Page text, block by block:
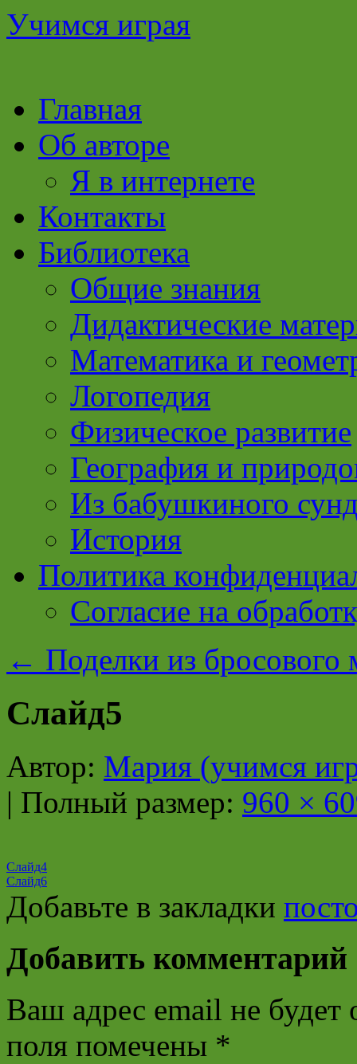
Учимся играя
Перейти
содержимому
Главная
Об авторе
Я в интернете
Контакты
Библиотека
Общие знания
Дидактические
Математика и
Логопедия
Физическое развитие
География и
Из бабушкиного
История
Политика
Согласие на
← Поделки из бросового
Слайд5
Автор: Мария (учимся
| Полный размер: 960 ×
Слайд4
Слайд6
Добавьте в закладки
Добавить комментарий
Ваш адрес email не будет
поля помечены *